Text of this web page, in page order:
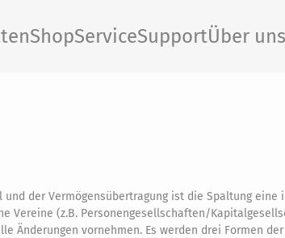
ShopServiceSupportÜber uns
und der Vermögensübertragung ist die Spaltung eine
Vereine (z.B. Personengesellschaften/
Änderungen vornehmen. Es werden drei Formen